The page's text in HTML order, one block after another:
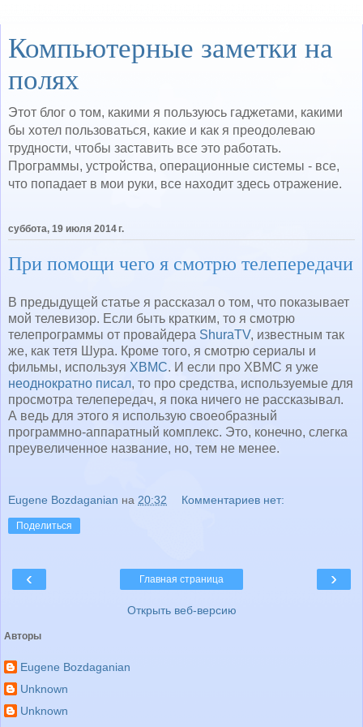
Компьютерные заметки на
полях
Этот блог о том, какими я пользуюсь гаджетами, какими
бы хотел пользоваться, какие и как я преодолеваю
трудности, чтобы заставить все это работать.
Программы, устройства, операционные системы - все,
что попадает в мои руки, все находит здесь отражение.
суббота, 19 июля 2014 г.
При помощи чего я смотрю телепередачи
В предыдущей статье я рассказал о том, что показывает
мой телевизор. Если быть кратким, то я смотрю
телепрограммы от провайдера ShuraTV, известным так
же, как тетя Шура. Кроме того, я смотрю сериалы и
фильмы, используя XBMC. И если про XBMC я уже
неоднократно писал, то про средства, используемые для
просмотра телепередач, я пока ничего не рассказывал.
А ведь для этого я использую своеобразный
программно-аппаратный комплекс. Это, конечно, слегка
преувеличенное название, но, тем не менее.
Eugene Bozdaganian на 20:32 Комментариев нет:
Поделиться
‹ ›
Главная страница
Открыть веб-версию
Авторы
Eugene Bozdaganian
Unknown
Unknown